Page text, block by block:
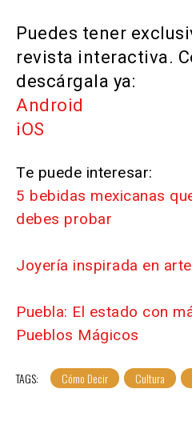
Puedes tener
revista interactiva.
descárgala ya:
Android
iOS
Te puede interesar:
5 bebidas mexicanas
debes probar
Joyería inspirada en
Puebla: El estado con
Pueblos Mágicos
TAGS: Cómo Decir Cultura